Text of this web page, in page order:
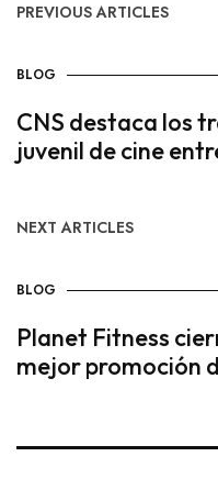
PREVIOUS ARTICLES
BLOG
CNS destaca los
juvenil de cine
NEXT ARTICLES
BLOG
Planet Fitness
mejor promoción